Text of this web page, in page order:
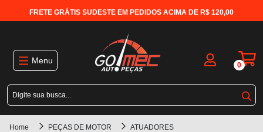
FRETE GRÁTIS SUDESTE EM PEDIDOS ACIMA DE R$ 120,00
Menu 0
Home PEÇAS DE MOTOR ATUADORES